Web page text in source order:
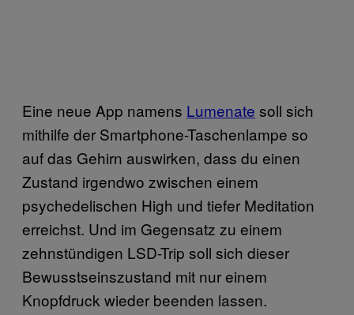
Eine neue App namens Lumenate soll sich
mithilfe der Smartphone-Taschenlampe so
auf das Gehirn auswirken, dass du einen
Zustand irgendwo zwischen einem
psychedelischen High und tiefer Meditation
erreichst. Und im Gegensatz zu einem
zehnstündigen LSD-Trip soll sich dieser
Bewusstseinszustand mit nur einem
Knopfdruck wieder beenden lassen.